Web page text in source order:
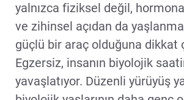
yalnızca fiziksel değil,
ve zihinsel açıdan da
güçlü bir araç olduğuna dikkat
Egzersiz, insanın biyolojik
yavaşlatıyor. Düzenli yürüyüş